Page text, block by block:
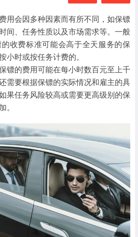
用会因多种因素而有所不同，如保镖
间、任务性质以及市场需求等。一般
收费标准可能会高于全天服务的保
小时或按任务计费的。
镖的费用可能在每小时数百元至上千
需要根据保镖的实际情况和雇主的具
果任务风险较高或需要更高级别的保
。